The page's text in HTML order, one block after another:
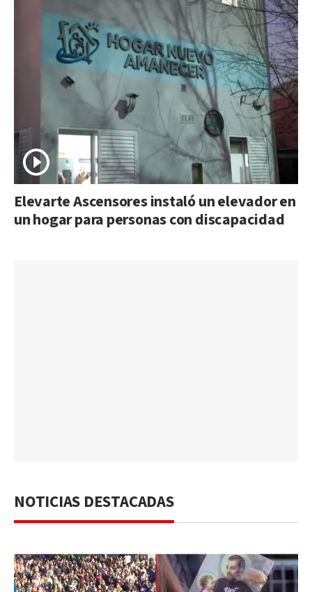
Elevarte Ascensores instaló un elevador en
un hogar para personas con discapacidad
NOTICIAS DESTACADAS